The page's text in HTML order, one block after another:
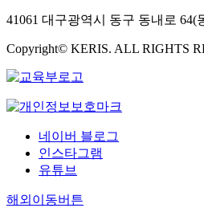
41061 대구광역시 동구 동내로 64(
Copyright© KERIS. ALL RIGHTS
네이버 블로그
인스타그램
유튜브
해외이동버튼